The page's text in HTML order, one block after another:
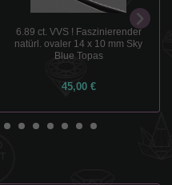
6.89 ct. VVS ! Faszinierender
natürl. ovaler 14 x 10 mm Sky
Blue Topas
45,00 €